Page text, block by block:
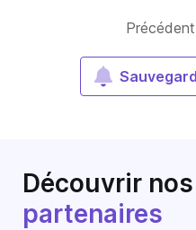
Précédent
Découvrir nos
partenaires